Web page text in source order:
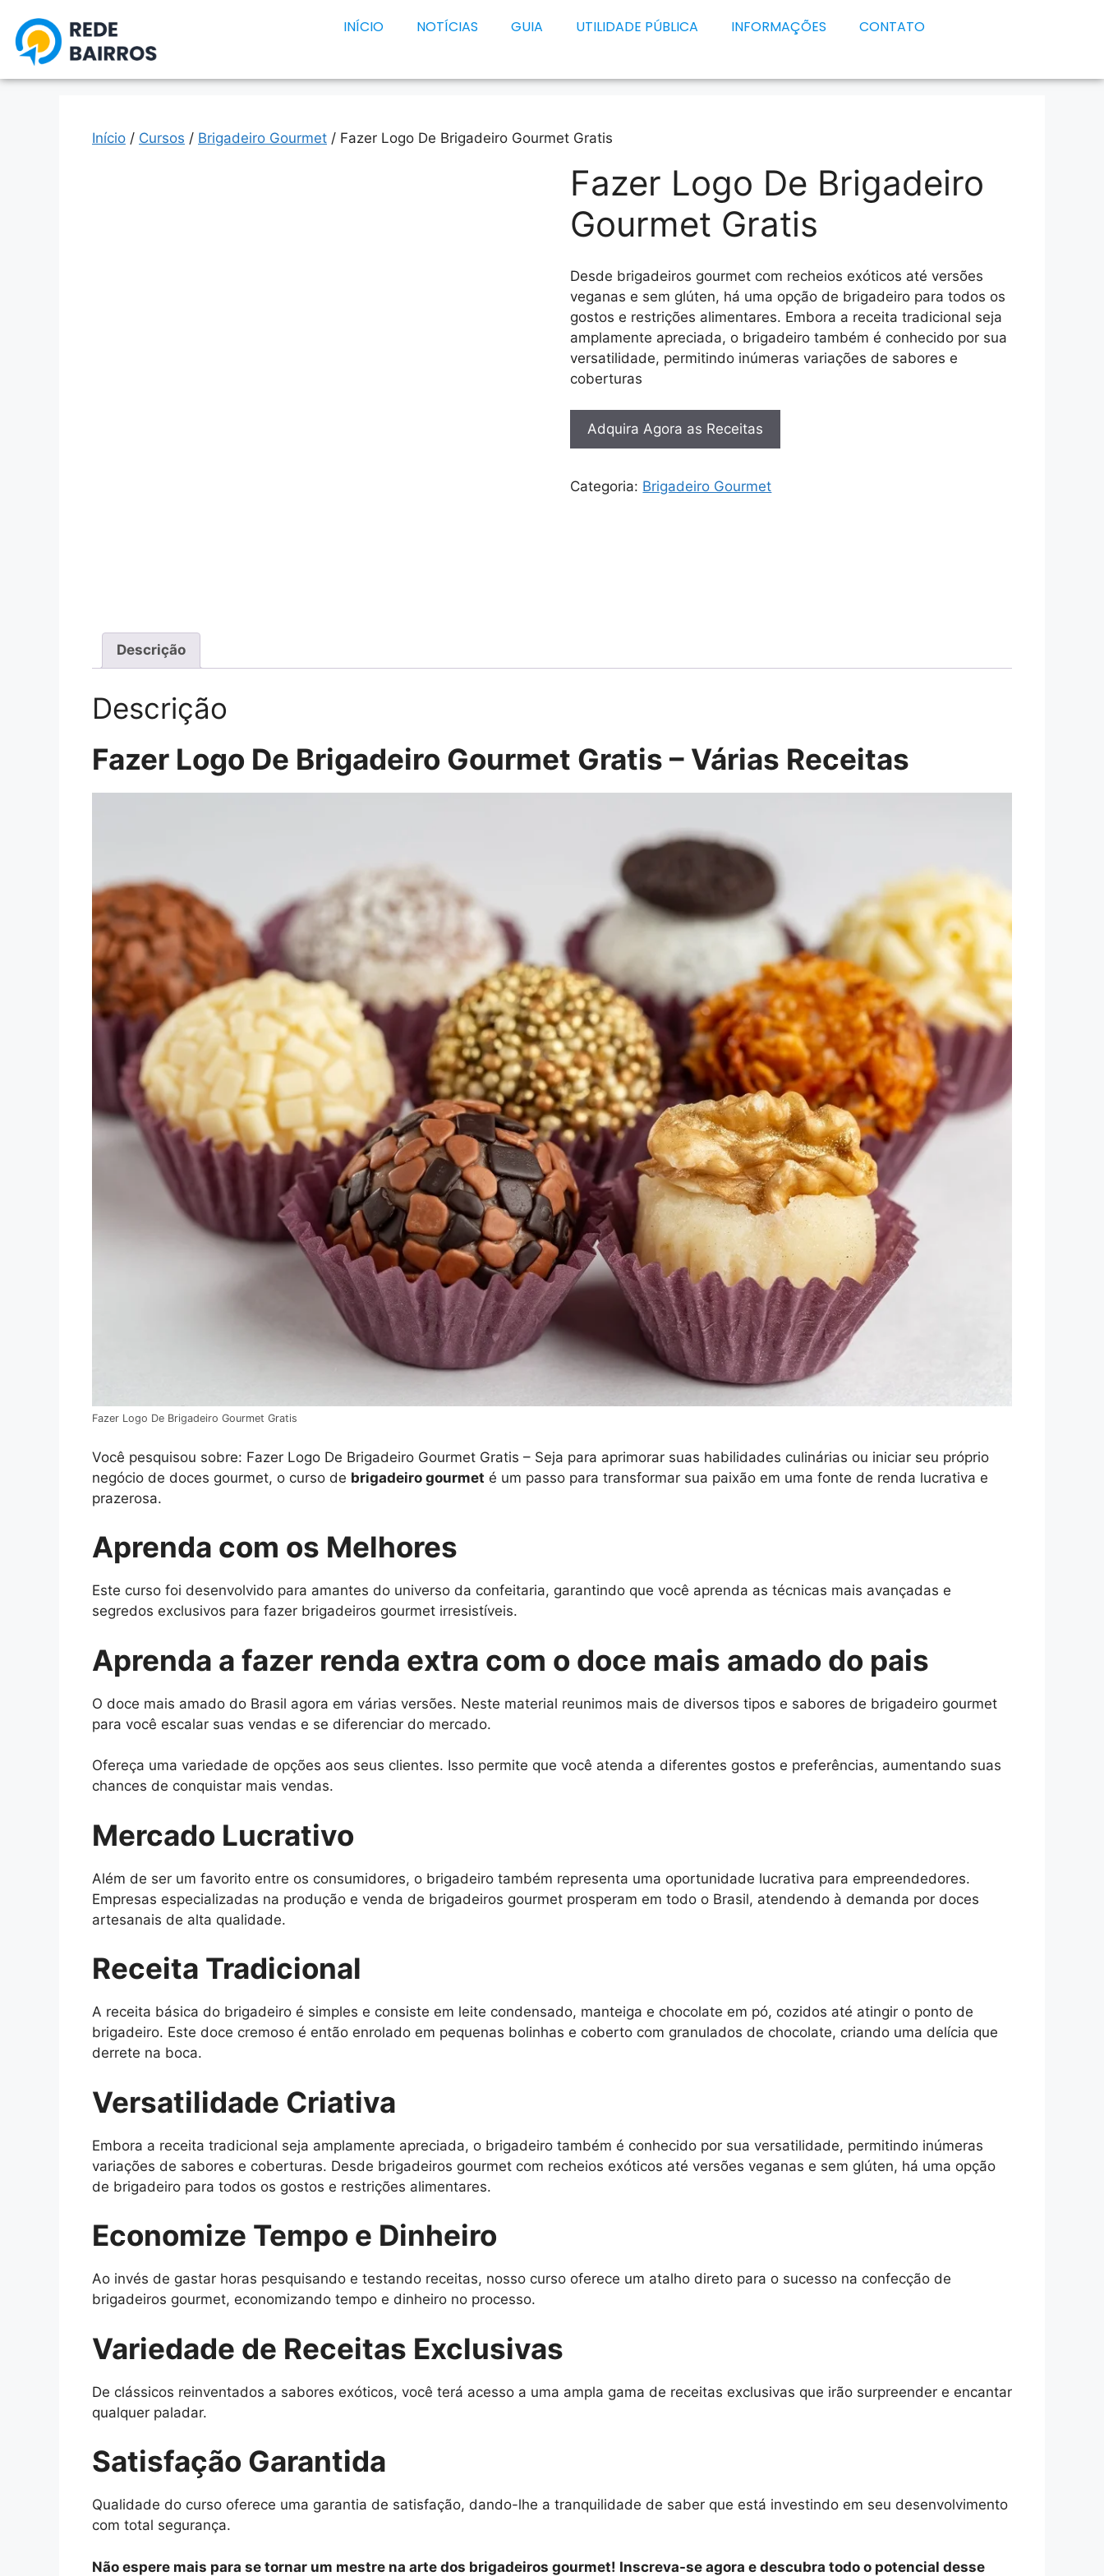
INÍCIO NOTÍCIAS GUIA UTILIDADE PÚBLICA INFORMAÇÕES CONTATO
Início / Cursos / Brigadeiro Gourmet / Fazer Logo De Brigadeiro Gourmet Gratis
Fazer Logo De Brigadeiro
Gourmet Gratis
Desde brigadeiros gourmet com recheios exóticos até versões
veganas e sem glúten, há uma opção de brigadeiro para todos os
gostos e restrições alimentares. Embora a receita tradicional seja
amplamente apreciada, o brigadeiro também é conhecido por sua
versatilidade, permitindo inúmeras variações de sabores e
coberturas
Adquira Agora as Receitas
Categoria: Brigadeiro Gourmet
Descrição
Descrição
Fazer Logo De Brigadeiro Gourmet Gratis – Várias Receitas
Fazer Logo De Brigadeiro Gourmet Gratis
Você pesquisou sobre: Fazer Logo De Brigadeiro Gourmet Gratis – Seja para aprimorar suas habilidades culinárias ou iniciar seu próprio
negócio de doces gourmet, o curso de brigadeiro gourmet é um passo para transformar sua paixão em uma fonte de renda lucrativa e
prazerosa.
Aprenda com os Melhores
Este curso foi desenvolvido para amantes do universo da confeitaria, garantindo que você aprenda as técnicas mais avançadas e
segredos exclusivos para fazer brigadeiros gourmet irresistíveis.
Aprenda a fazer renda extra com o doce mais amado do pais
O doce mais amado do Brasil agora em várias versões. Neste material reunimos mais de diversos tipos e sabores de brigadeiro gourmet
para você escalar suas vendas e se diferenciar do mercado.
Ofereça uma variedade de opções aos seus clientes. Isso permite que você atenda a diferentes gostos e preferências, aumentando suas
chances de conquistar mais vendas.
Mercado Lucrativo
Além de ser um favorito entre os consumidores, o brigadeiro também representa uma oportunidade lucrativa para empreendedores.
Empresas especializadas na produção e venda de brigadeiros gourmet prosperam em todo o Brasil, atendendo à demanda por doces
artesanais de alta qualidade.
Receita Tradicional
A receita básica do brigadeiro é simples e consiste em leite condensado, manteiga e chocolate em pó, cozidos até atingir o ponto de
brigadeiro. Este doce cremoso é então enrolado em pequenas bolinhas e coberto com granulados de chocolate, criando uma delícia que
derrete na boca.
Versatilidade Criativa
Embora a receita tradicional seja amplamente apreciada, o brigadeiro também é conhecido por sua versatilidade, permitindo inúmeras
variações de sabores e coberturas. Desde brigadeiros gourmet com recheios exóticos até versões veganas e sem glúten, há uma opção
de brigadeiro para todos os gostos e restrições alimentares.
Economize Tempo e Dinheiro
Ao invés de gastar horas pesquisando e testando receitas, nosso curso oferece um atalho direto para o sucesso na confecção de
brigadeiros gourmet, economizando tempo e dinheiro no processo.
Variedade de Receitas Exclusivas
De clássicos reinventados a sabores exóticos, você terá acesso a uma ampla gama de receitas exclusivas que irão surpreender e encantar
qualquer paladar.
Satisfação Garantida
Qualidade do curso oferece uma garantia de satisfação, dando-lhe a tranquilidade de saber que está investindo em seu desenvolvimento
com total segurança.
Não espere mais para se tornar um mestre na arte dos brigadeiros gourmet! Inscreva-se agora e descubra todo o potencial desse